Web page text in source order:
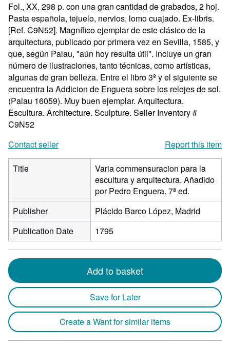
Fol., XX, 298 p. con una gran cantidad de grabados, 2 hoj.
Pasta española, tejuelo, nervios, lomo cuajado. Ex-libris.
[Ref. C9N52]. Magnífico ejemplar de este clásico de la
arquitectura, publicado por primera vez en Sevilla, 1585, y
que, según Palau, "aún hoy resulta útil". Incluye un gran
número de ilustraciones, tanto técnicas, como artísticas,
algunas de gran belleza. Entre el libro 3º y el siguiente se
encuentra la Addicion de Enguera sobre los relojes de sol.
(Palau 16059). Muy buen ejemplar. Arquitectura.
Escultura. Architecture. Sculpture. Seller Inventory #
C9N52
Contact seller
Report this item
Title
Varia commensuracion para la
escultura y arquitectura. Añadido
por Pedro Enguera. 7ª ed.
Publisher
Plácido Barco López, Madrid
Publication Date
1795
Add to basket
Save for Later
Create a Want for similar items